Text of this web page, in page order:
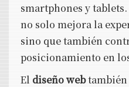
smartphones y
no solo mejora la
sino que también
posicionamiento en
El diseño webtambién